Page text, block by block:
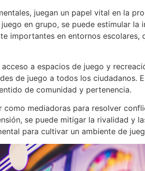
juegan un papel vital en la
en grupo, se puede estimular
importantes en entornos
a espacios de juego y
de juego a todos los ciudadanos.
de comunidad y pertenencia.
mediadoras para resolver
se puede mitigar la rivalidad y
para cultivar un ambiente de